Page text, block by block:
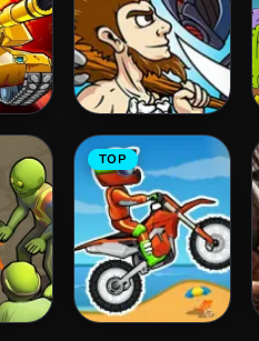
3 Age of War
TOP